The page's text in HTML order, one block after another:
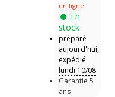
en ligne
En
stock
préparé
aujourd'hui,
expédié
lundi 10/08
Garantie 5
ans